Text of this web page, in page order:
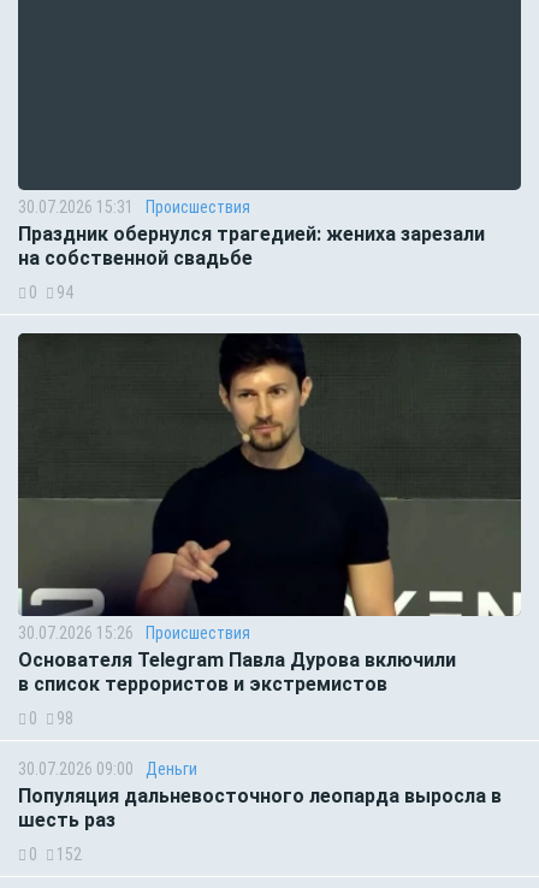
30.07.2026 15:31 Происшествия
Праздник обернулся трагедией: жениха зарезали
на собственной свадьбе
0 94
30.07.2026 15:26 Происшествия
Основателя Telegram Павла Дурова включили
в список террористов и экстремистов
0 98
30.07.2026 09:00 Деньги
Популяция дальневосточного леопарда выросла в
шесть раз
0 152